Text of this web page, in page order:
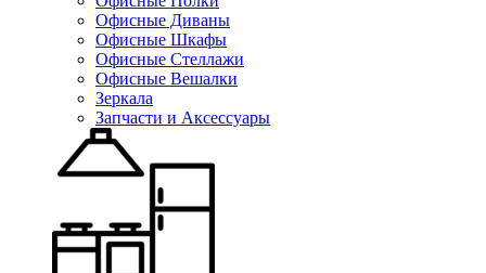
Офисные Диваны
Офисные Шкафы
Офисные Стеллажи
Офисные Вешалки
Зеркала
Запчасти и Аксессуары